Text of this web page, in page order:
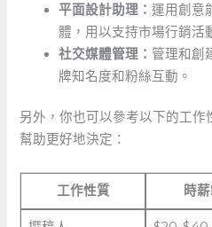
平面設計助理：運用創意
體，用以支持市場行銷活
社交媒體管理： 管理和創
牌知名度和粉絲互動。
另外，你也可以參考以下的工作
幫助更好地決定：
工作性質 時